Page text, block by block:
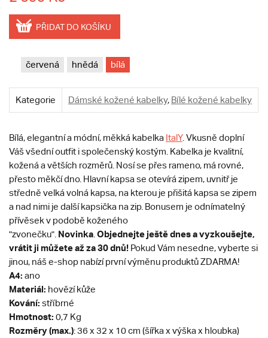
PŘIDAT DO KOŠÍKU
červená hnědá bílá
Kategorie Dámské kožené kabelky, Bílé kožené kabelky
Bílá, elegantní a módní, měkká kabelka ItalY. Vkusně doplní
Váš všední outfit i společenský kostým. Kabelka je kvalitní,
kožená a větších rozměrů. Nosí se přes rameno, má rovné,
přesto měkčí dno. Hlavní kapsa se otevírá zipem, uvnitř je
středně velká volná kapsa, na kterou je přišitá kapsa se zipem
a nad nimi je další kapsička na zip. Bonusem je odnímatelný
přívěsek v podobě koženého
"zvonečku". Novinka Objednejte ještě dnes a vyzkoušejte,
vrátit ji můžete až za 30 dnů! Pokud Vám nesedne, vyberte si
jinou, náš e-shop nabízí první výměnu produktů ZDARMA!
A4: ano
Materiál: hovězí kůže
Kování: stříbrné
Hmotnost: 0,7 Kg
Rozměry (max.): 36 x 32 x 10 cm (šířka x výška x hloubka)